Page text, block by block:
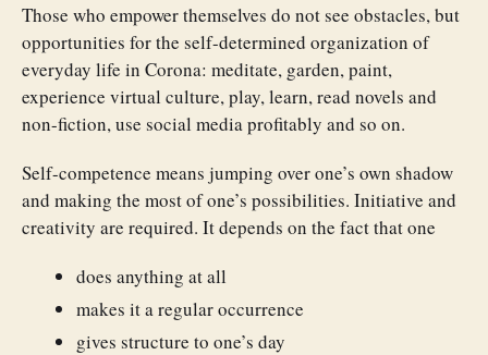
Those who empower themselves do not see obstacles, but
opportunities for the self-determined organization of
everyday life in Corona: meditate, garden, paint,
experience virtual culture, play, learn, read novels and
non-fiction, use social media profitably and so on.
Self-competence means jumping over one’s own shadow
and making the most of one’s possibilities. Initiative and
creativity are required. It depends on the fact that one
does anything at all
makes it a regular occurrence
gives structure to one’s day